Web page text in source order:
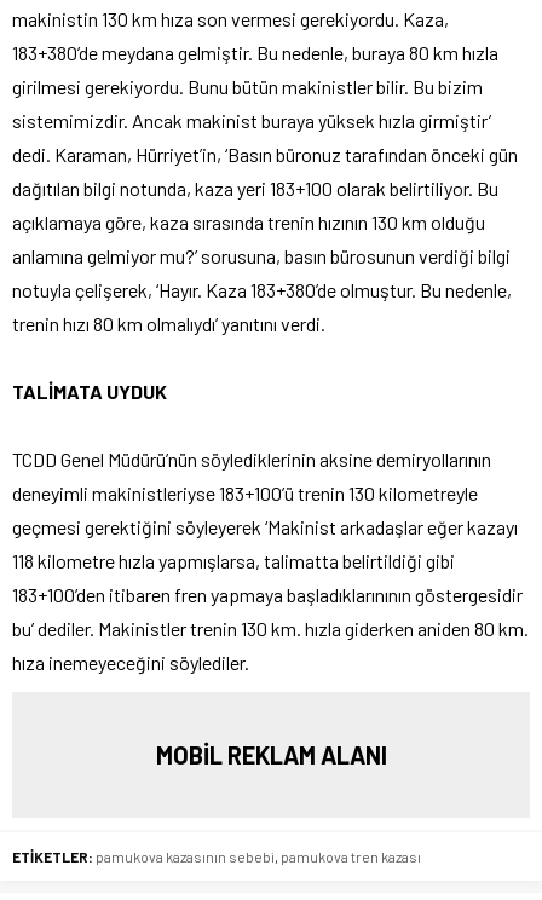
makinistin 130 km hıza son vermesi gerekiyordu. Kaza,
183+380’de meydana gelmiştir. Bu nedenle, buraya 80 km hızla
girilmesi gerekiyordu. Bunu bütün makinistler bilir. Bu bizim
sistemimizdir. Ancak makinist buraya yüksek hızla girmiştir’
dedi. Karaman, Hürriyet’in, ‘Basın büronuz tarafından önceki gün
dağıtılan bilgi notunda, kaza yeri 183+100 olarak belirtiliyor. Bu
açıklamaya göre, kaza sırasında trenin hızının 130 km olduğu
anlamına gelmiyor mu?’ sorusuna, basın bürosunun verdiği bilgi
notuyla çelişerek, ‘Hayır. Kaza 183+380’de olmuştur. Bu nedenle,
trenin hızı 80 km olmalıydı’ yanıtını verdi.
TALİMATA UYDUK
TCDD Genel Müdürü’nün söylediklerinin aksine demiryollarının
deneyimli makinistleriyse 183+100’ü trenin 130 kilometreyle
geçmesi gerektiğini söyleyerek ‘Makinist arkadaşlar eğer kazayı
118 kilometre hızla yapmışlarsa, talimatta belirtildiği gibi
183+100’den itibaren fren yapmaya başladıklarınının göstergesidir
bu’ dediler. Makinistler trenin 130 km. hızla giderken aniden 80 km.
hıza inemeyeceğini söylediler.
MOBİL REKLAM ALANI
ETİKETLER: pamukova kazasının sebebi, pamukova tren kazası